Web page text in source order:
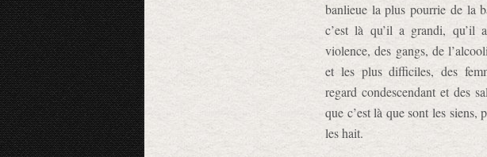
banlieue la plus pourrie de la
c’est là qu’il a grandi, qu’il
violence, des gangs, de
et les plus difficiles, des
regard condescendant et des
que c’est là que sont les siens,
les hait.